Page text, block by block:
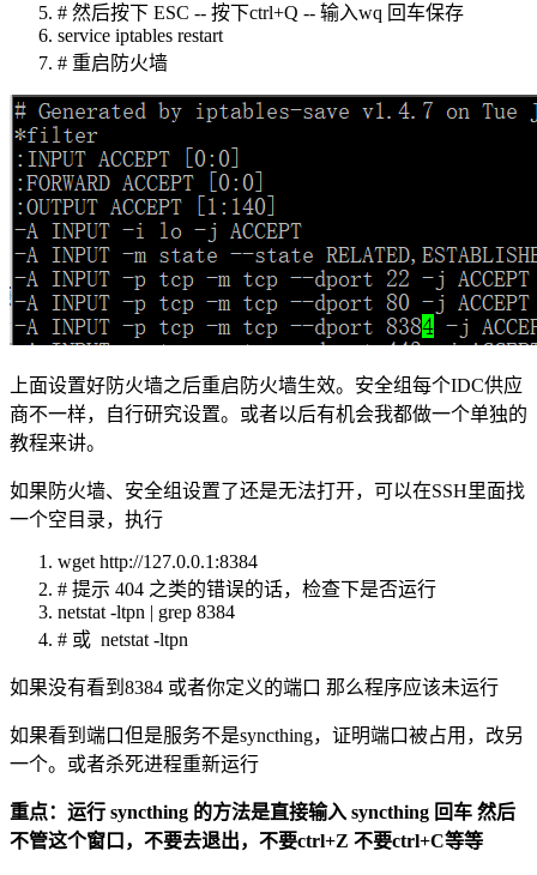
# 然后按下 ESC -- 按下ctrl+Q -- 输入wq 回车保存
service iptables restart
# 重启防火墙
上面设置好防火墙之后重启防火墙生效。安全组每个IDC供应
商不一样，自行研究设置。或者以后有机会我都做一个单独的
教程来讲。
如果防火墙、安全组设置了还是无法打开，可以在SSH里面找
一个空目录，执行
wget http://127.0.0.1:8384
# 提示 404 之类的错误的话，检查下是否运行
netstat -ltpn | grep 8384
# 或 netstat -ltpn
如果没有看到8384 或者你定义的端口 那么程序应该未运行
如果看到端口但是服务不是syncthing，证明端口被占用，改另
一个。或者杀死进程重新运行
重点：运行 syncthing 的方法是直接输入 syncthing 回车 然后
不管这个窗口，不要去退出，不要ctrl+Z 不要ctrl+C等等